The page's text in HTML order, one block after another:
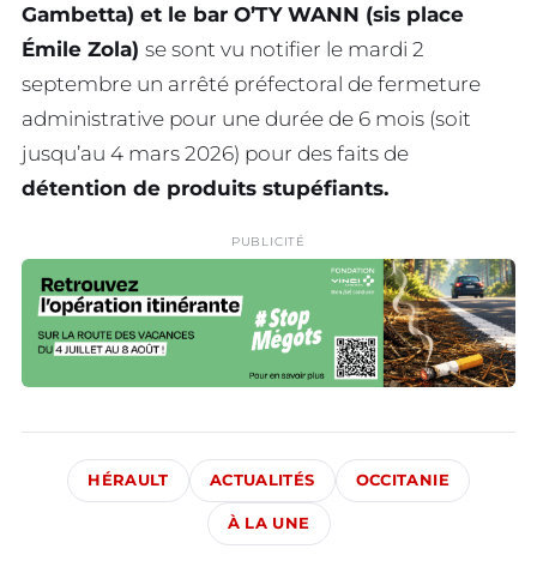
Gambetta) et le bar O’TY WANN (sis place
Émile Zola) se sont vu notifier le mardi 2
septembre un arrêté préfectoral de fermeture
administrative pour une durée de 6 mois (soit
jusqu’au 4 mars 2026) pour des faits de
détention de produits stupéfiants.
PUBLICITÉ
HÉRAULT ACTUALITÉS OCCITANIE
À LA UNE